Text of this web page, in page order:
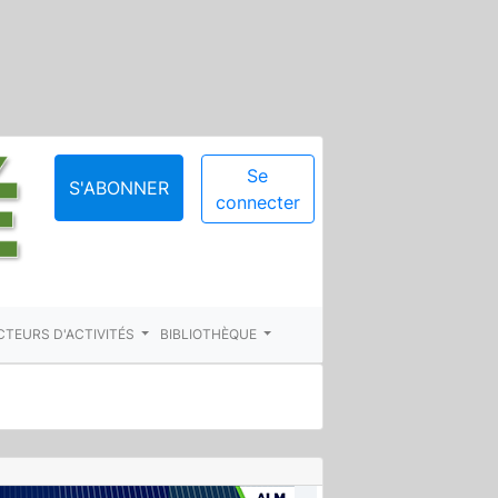
S'ABONNER
Se
connecter
D'ACTIVITÉS BIBLIOTHÈQUE